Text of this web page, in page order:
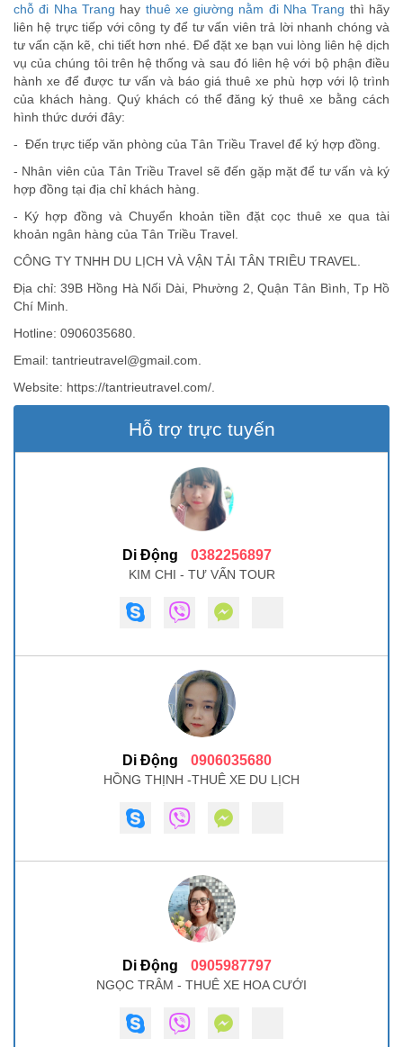
chỗ đi Nha Trang hay thuê xe giường nằm đi Nha Trang thì hãy
liên hệ trực tiếp với công ty để tư vấn viên trả lời nhanh chóng và
tư vấn cặn kẽ, chi tiết hơn nhé. Để đặt xe bạn vui lòng liên hệ dịch
vụ của chúng tôi trên hệ thống và sau đó liên hệ với bộ phận điều
hành xe để được tư vấn và báo giá thuê xe phù hợp với lộ trình
của khách hàng. Quý khách có thể đăng ký thuê xe bằng cách
hình thức dưới đây:
- Đến trực tiếp văn phòng của Tân Triều Travel để ký hợp đồng.
- Nhân viên của Tân Triều Travel sẽ đến gặp mặt để tư vấn và ký
hợp đồng tại địa chỉ khách hàng.
- Ký hợp đồng và Chuyển khoản tiền đặt cọc thuê xe qua tài
khoản ngân hàng của Tân Triều Travel.
CÔNG TY TNHH DU LỊCH VÀ VẬN TẢI TÂN TRIỀU TRAVEL.
Địa chỉ: 39B Hồng Hà Nối Dài, Phường 2, Quận Tân Bình, Tp Hồ
Chí Minh.
Hotline: 0906035680.
Email: tantrieutravel@gmail.com.
Website: https://tantrieutravel.com/.
Hỗ trợ trực tuyến
Di Động 0382256897
KIM CHI - TƯ VẤN TOUR
Di Động 0906035680
HỒNG THỊNH -THUÊ XE DU LỊCH
Di Động 0905987797
NGỌC TRÂM - THUÊ XE HOA CƯỚI